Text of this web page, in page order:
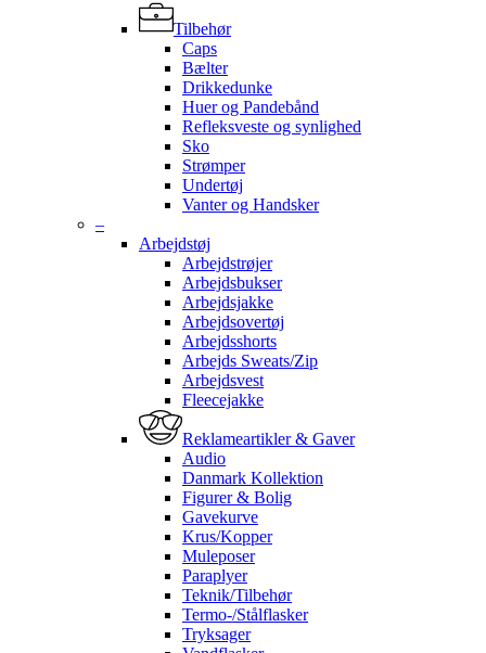
Tilbehør
Caps
Bælter
Drikkedunke
Huer og Pandebånd
Refleksveste og synlighed
Sko
Strømper
Undertøj
Vanter og Handsker
–
Arbejdstøj
Arbejdstrøjer
Arbejdsbukser
Arbejdsjakke
Arbejdsovertøj
Arbejdsshorts
Arbejds Sweats/Zip
Arbejdsvest
Fleecejakke
Reklameartikler & Gaver
Audio
Danmark Kollektion
Figurer & Bolig
Gavekurve
Krus/Kopper
Muleposer
Paraplyer
Teknik/Tilbehør
Termo-/Stålflasker
Tryksager